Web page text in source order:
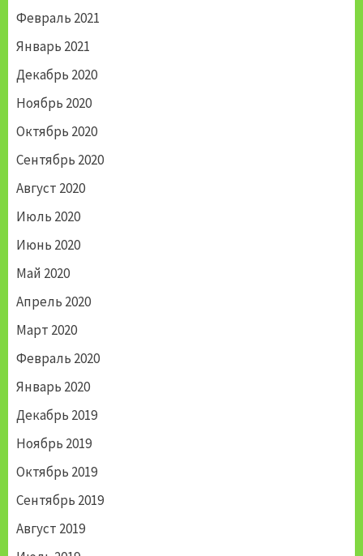
Февраль 2021
Январь 2021
Декабрь 2020
Ноябрь 2020
Октябрь 2020
Сентябрь 2020
Август 2020
Июль 2020
Июнь 2020
Май 2020
Апрель 2020
Март 2020
Февраль 2020
Январь 2020
Декабрь 2019
Ноябрь 2019
Октябрь 2019
Сентябрь 2019
Август 2019